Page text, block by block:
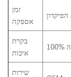
זמן
אספקה
בקרת
איכות
שירות